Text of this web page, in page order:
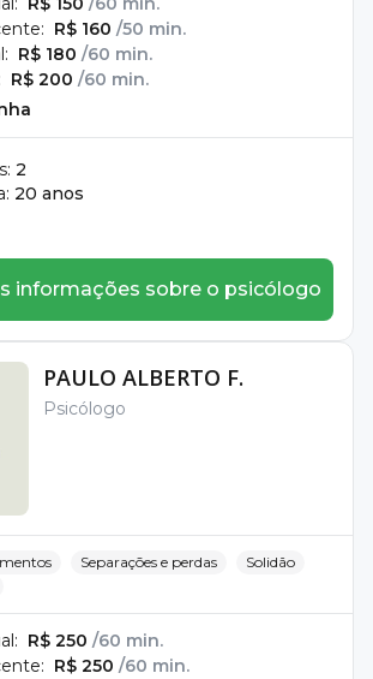
R$ 160 /50 min.
R$ 180 /60 min.
R$ 200 /60 min.
2
20 anos
informações sobre o psicólogo
PAULO ALBERTO F.
Psicólogo
Separações e perdas
Solidão
R$ 250 /60 min.
R$ 250 /60 min.